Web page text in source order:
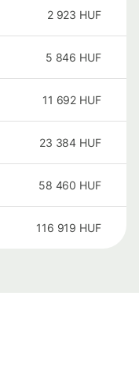
2 923 HUF
5 846 HUF
11 692 HUF
23 384 HUF
58 460 HUF
116 919 HUF